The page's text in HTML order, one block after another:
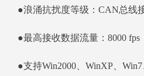
●浪涌抗扰度等级：CAN总线
●最高接收数据流量：8000 fps
●支持Win2000、WinXP、